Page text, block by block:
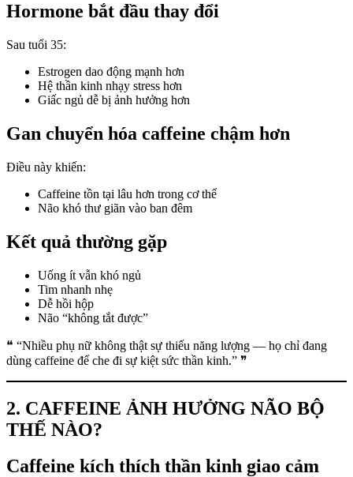
Hormone bắt đầu thay đổi
Sau tuổi 35:
Estrogen dao động mạnh hơn
Hệ thần kinh nhạy stress hơn
Giấc ngủ dễ bị ảnh hưởng hơn
Gan chuyển hóa caffeine chậm hơn
Điều này khiến:
Caffeine tồn tại lâu hơn trong cơ thể
Não khó thư giãn vào ban đêm
Kết quả thường gặp
Uống ít vẫn khó ngủ
Tim nhanh nhẹ
Dễ hồi hộp
Não “không tắt được”
❝ “Nhiều phụ nữ không thật sự thiếu năng lượng — họ chỉ đang
dùng caffeine để che đi sự kiệt sức thần kinh.” ❞
2. CAFFEINE ẢNH HƯỞNG NÃO BỘ
THẾ NÀO?
Caffeine kích thích thần kinh giao cảm